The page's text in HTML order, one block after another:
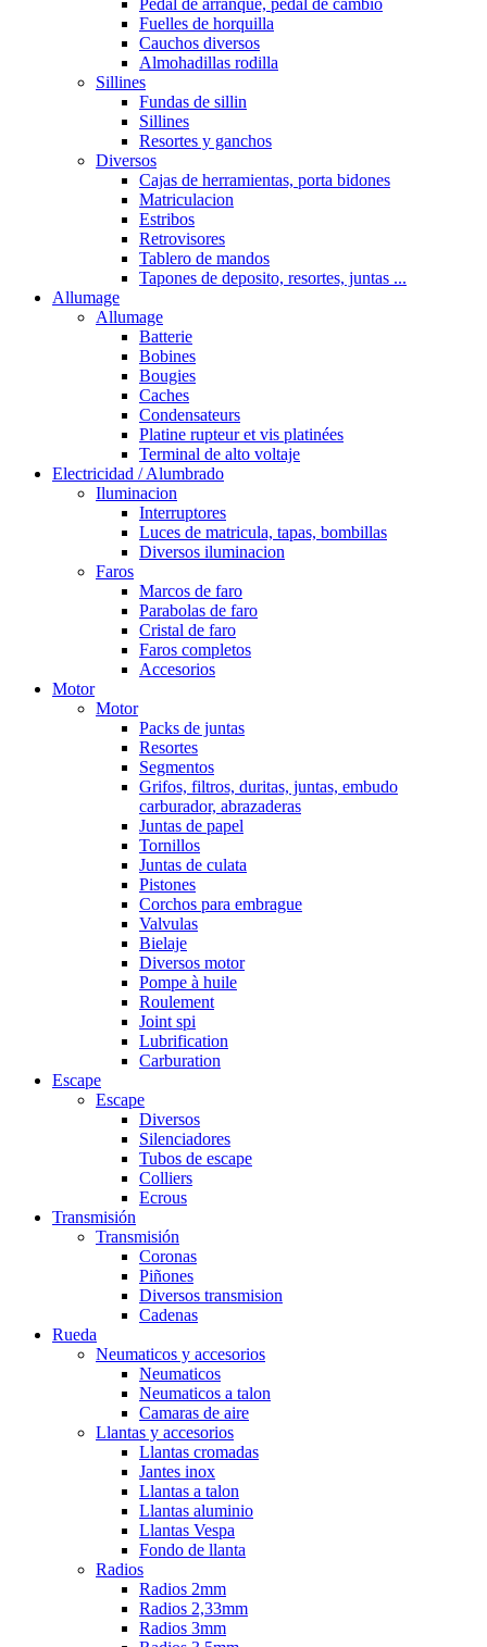
Pedal de arranque, pedal de cambio
Fuelles de horquilla
Cauchos diversos
Almohadillas rodilla
Sillines
Fundas de sillin
Sillines
Resortes y ganchos
Diversos
Cajas de herramientas, porta bidones
Matriculacion
Estribos
Retrovisores
Tablero de mandos
Tapones de deposito, resortes, juntas ...
Allumage
Allumage
Batterie
Bobines
Bougies
Caches
Condensateurs
Platine rupteur et vis platinées
Terminal de alto voltaje
Electricidad / Alumbrado
Iluminacion
Interruptores
Luces de matricula, tapas, bombillas
Diversos iluminacion
Faros
Marcos de faro
Parabolas de faro
Cristal de faro
Faros completos
Accesorios
Motor
Motor
Packs de juntas
Resortes
Segmentos
Grifos, filtros, duritas, juntas, embudo
carburador, abrazaderas
Juntas de papel
Tornillos
Juntas de culata
Pistones
Corchos para embrague
Valvulas
Bielaje
Diversos motor
Pompe à huile
Roulement
Joint spi
Lubrification
Carburation
Escape
Escape
Diversos
Silenciadores
Tubos de escape
Colliers
Ecrous
Transmisión
Transmisión
Coronas
Piñones
Diversos transmision
Cadenas
Rueda
Neumaticos y accesorios
Neumaticos
Neumaticos a talon
Camaras de aire
Llantas y accesorios
Llantas cromadas
Jantes inox
Llantas a talon
Llantas aluminio
Llantas Vespa
Fondo de llanta
Radios
Radios 2mm
Radios 2,33mm
Radios 3mm